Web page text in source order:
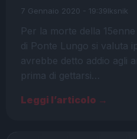
7 Gennaio 2020 - 19:39Iksnik
Per la morte della
di Ponte Lungo si valuta
avrebbe detto addio agli
prima di gettarsi…
Leggi l’articolo →